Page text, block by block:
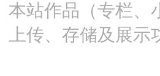
本站作品（专栏、
上传、存储及展